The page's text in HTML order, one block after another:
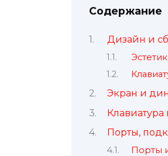
Содержание
Дизайн и
Экран и
Клавиатура
Порты,
Порты